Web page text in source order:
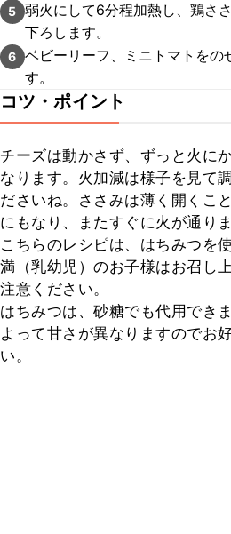
5 弱火にして6分程加熱し、鶏さ
下ろします。
6 ベビーリーフ、ミニトマトをの
す。
コツ・ポイント
チーズは動かさず、ずっと火に
なります。火加減は様子を見て
ださいね。ささみは薄く開くこ
にもなり、またすぐに火が通りま
こちらのレシピは、はちみつを
満（乳幼児）のお子様はお召し
注意ください。
はちみつは、砂糖でも代用でき
よって甘さが異なりますのでお
い。